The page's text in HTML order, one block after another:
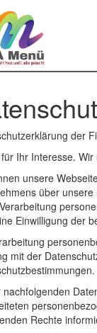
der
Ihr Interesse.
unsere
über
Einwilligung der
mit der
nachfolgenden
Rechte